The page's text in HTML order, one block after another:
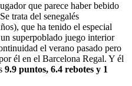
que parece haber bebido
trata del senegalés
que ha tenido el especial
superpoblado juego interior
el verano pasado pero
él en el Barcelona Regal. Y él
9.9 puntos, 6.4 rebotes y 1